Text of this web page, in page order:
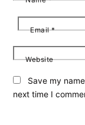
Email*
Website
Save my
next time I